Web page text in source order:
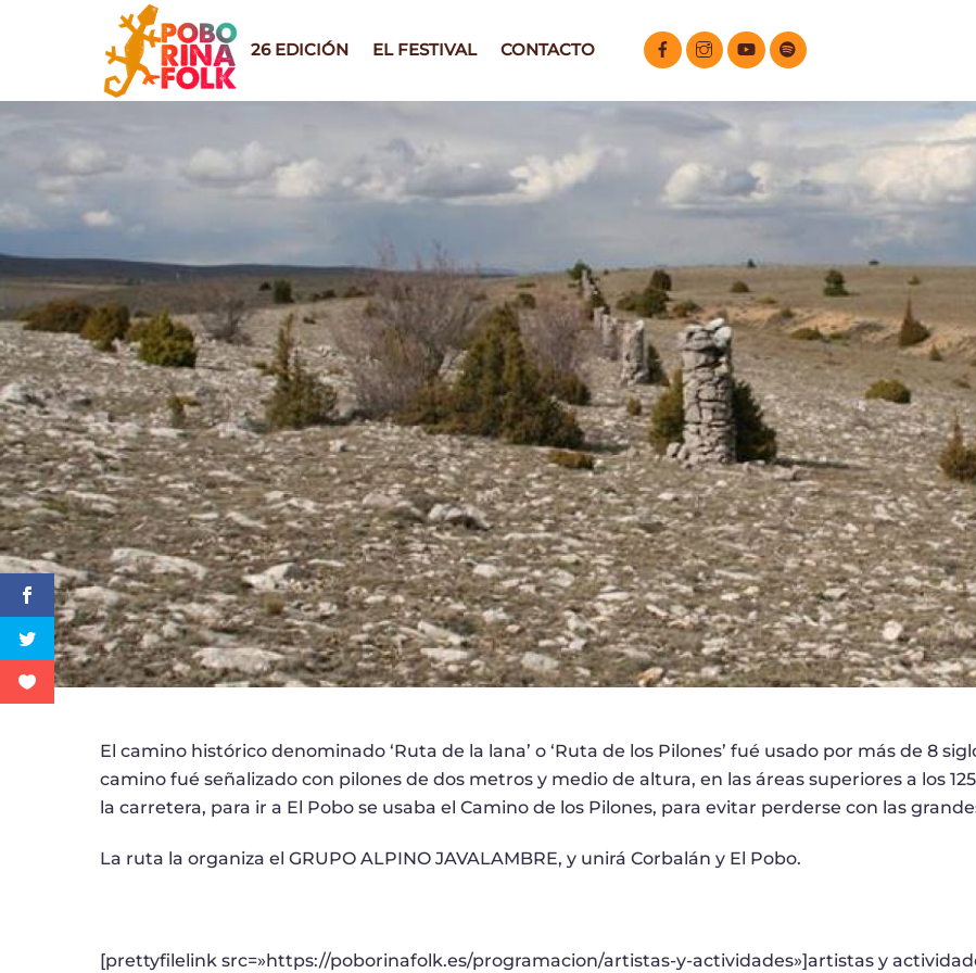
26 EDICIÓN EL FESTIVAL CONTACTO
El camino histórico denominado ‘Ruta de la lana’ o ‘Ruta de los Pilones’ fué usado por más de 8
camino fué señalizado con pilones de dos metros y medio de altura, en las áreas superiores a los
la carretera, para ir a El Pobo se usaba el Camino de los Pilones, para evitar perderse con las
La ruta la organiza el GRUPO ALPINO JAVALAMBRE, y unirá Corbalán y El Pobo.
[prettyfilelink src=»https://poborinafolk.es/programacion/artistas-y-actividades»]artistas y